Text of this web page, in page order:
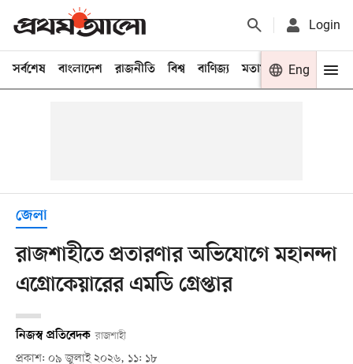
Login
সর্বশেষ বাংলাদেশ রাজনীতি বিশ্ব বাণিজ্য মতামত খেলা
Eng
জেলা
রাজশাহীতে প্রতারণার অভিযোগে মহানন্দা
এগ্রোকেয়ারের এমডি গ্রেপ্তার
নিজস্ব প্রতিবেদক রাজশাহী
প্রকাশ: ০৯ জুলাই ২০২৬, ১১: ১৮